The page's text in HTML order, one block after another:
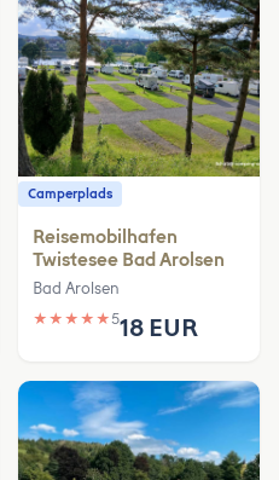
Camperplads
Reisemobilhafen
Twistesee Bad Arolsen
Bad Arolsen
★ ★ ★ ★ ★518 EUR